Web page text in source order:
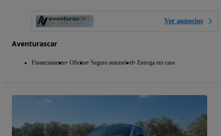
Ver anúncios
Aventurascar
Financiamento Oficina Seguro automóvel Entrega em casa